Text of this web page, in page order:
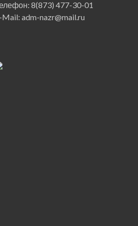
8(873) 477-30-01
Mail: adm-nazr@mail.ru